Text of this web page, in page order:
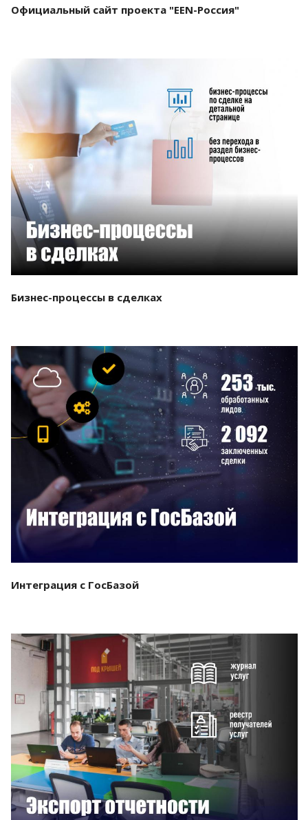
Официальный сайт проекта "EEN-Россия"
Бизнес-процессы в сделках
Смотреть проект
Интеграция с ГосБазой
Смотреть проект